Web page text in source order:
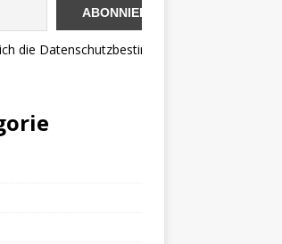
die Datenschutzbestimmungen